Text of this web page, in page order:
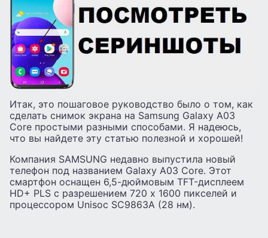
Итак, это пошаговое руководство было о том, как
сделать снимок экрана на Samsung Galaxy A03
Core простыми разными способами. Я надеюсь,
что вы найдете эту статью полезной и хорошей!
Компания SAMSUNG недавно выпустила новый
телефон под названием Galaxy A03 Core. Этот
смартфон оснащен 6,5-дюймовым TFT-дисплеем
HD+ PLS с разрешением 720 x 1600 пикселей и
процессором Unisoc SC9863A (28 нм).